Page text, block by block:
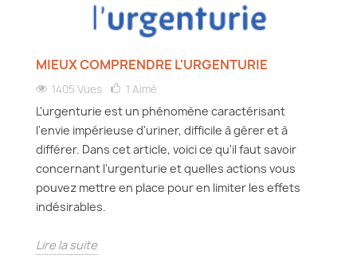
MIEUX COMPRENDRE L'URGENTURIE
1405 Vues 1 Aimé
L'urgenturie est un phénomène caractérisant
l'envie impérieuse d'uriner, difficile à gérer et à
différer. Dans cet article, voici ce qu'il faut savoir
concernant l'urgenturie et quelles actions vous
pouvez mettre en place pour en limiter les effets
indésirables.
Lire la suite